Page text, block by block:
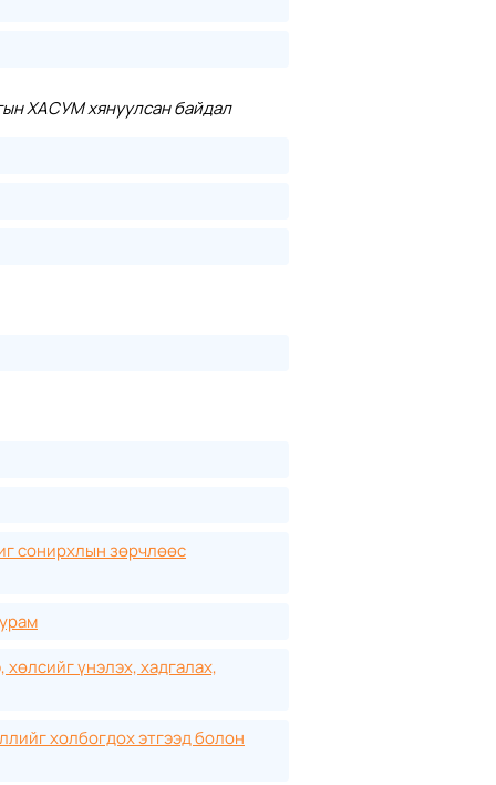
ХАСУМ хянуулсан байдал
сонирхлын зөрчлөөс
үнэлэх, хадгалах,
холбогдох этгээд болон